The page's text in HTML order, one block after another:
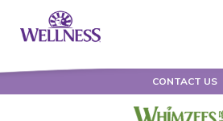
CONTACT US